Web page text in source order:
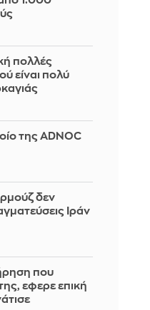
πολλές
είναι πολύ
της ADNOC
δεν
Ιράν
που
εφερε επική